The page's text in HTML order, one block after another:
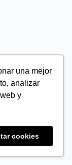
una mejor
analizar
y
cookies